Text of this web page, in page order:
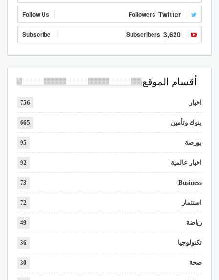
Twitter
Followers
Follow Us
3,620
Subscribers
Subscribe
أقسام الموقع
اخبار 756
بنوك وتأمين 665
بورصة 95
اخبار عالمية 92
Business
73
استثمار 72
رياضة 49
تكنولوجيا 36
صحة 30